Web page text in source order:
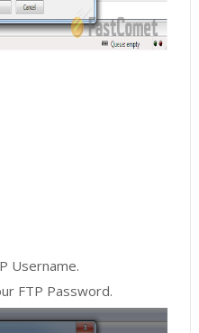
Username.
FTP Password.